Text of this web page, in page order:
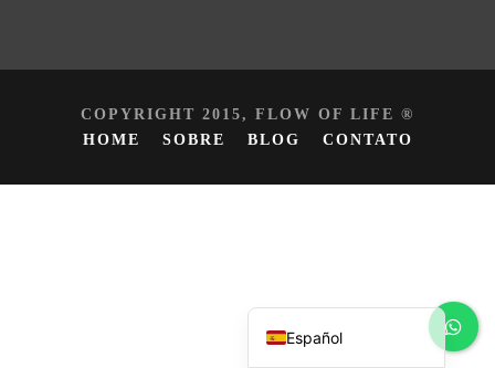
COPYRIGHT 2015, FLOW OF LIFE ®
HOME
SOBRE BLOG CONTATO
Español